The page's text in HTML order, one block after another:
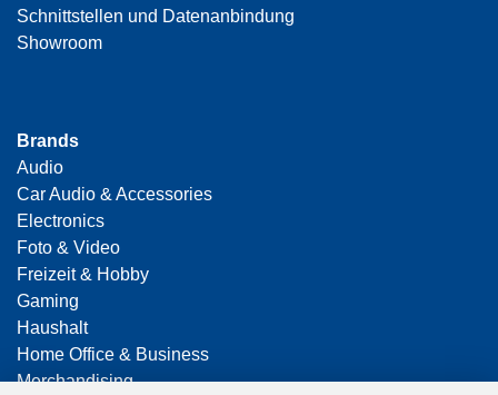
Schnittstellen und Datenanbindung
Showroom
Brands
Audio
Car Audio & Accessories
Electronics
Foto & Video
Freizeit & Hobby
Gaming
Haushalt
Home Office & Business
Merchandising